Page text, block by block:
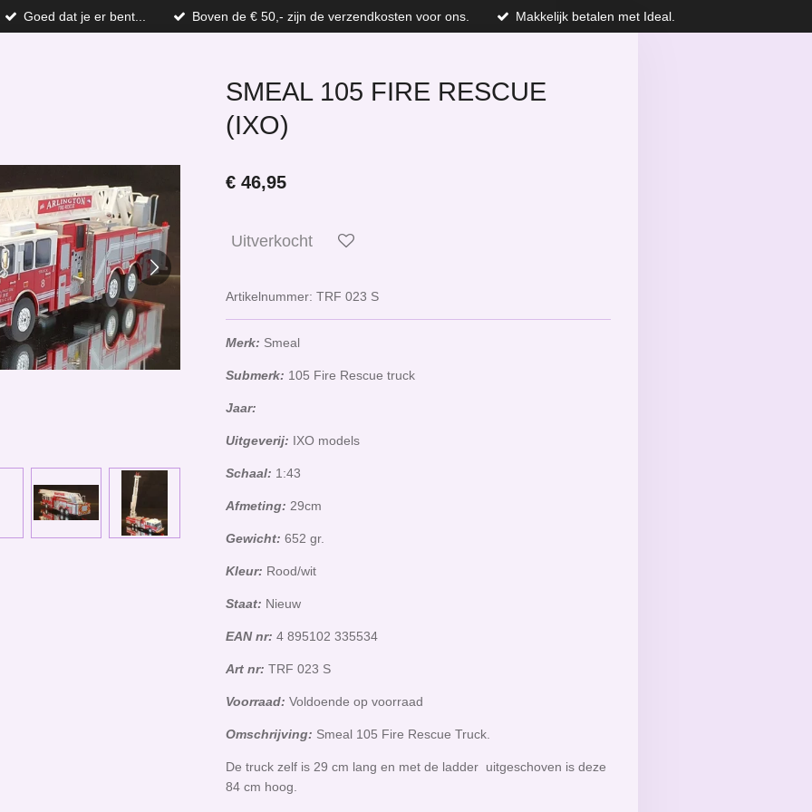
Goed dat je er bent... Boven de € 50,- zijn de verzendkosten voor ons. Makkelijk betalen met Ideal.
SMEAL 105 FIRE RESCUE
(IXO)
€ 46,95
Uitverkocht
Artikelnummer: TRF 023 S
Merk: Smeal
Submerk: 105 Fire Rescue truck
Jaar:
Uitgeverij: IXO models
Schaal: 1:43
Afmeting: 29cm
Gewicht: 652 gr.
Kleur: Rood/wit
Staat: Nieuw
EAN nr: 4 895102 335534
Art nr: TRF 023 S
Voorraad: Voldoende op voorraad
Omschrijving: Smeal 105 Fire Rescue Truck.
De truck zelf is 29 cm lang en met de ladder uitgeschoven is deze
84 cm hoog.